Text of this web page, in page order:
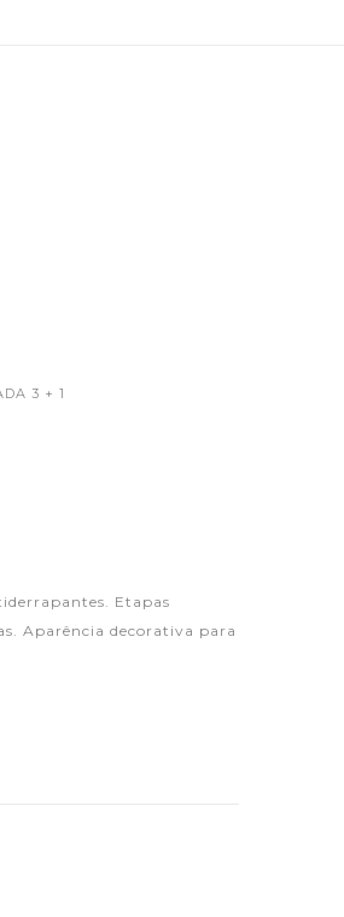
3 + 1
Etapas
Aparência decorativa para